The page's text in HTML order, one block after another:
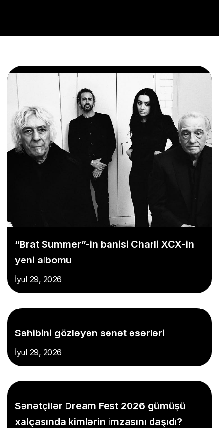
“Brat Summer”-in banisi Charli XCX-in
yeni albomu
İyul 29, 2026
Sahibini gözləyən sənət əsərləri
İyul 29, 2026
Sənətçilər Dream Fest 2026 gümüşü
xalçasında kimlərin imzasını daşıdı?